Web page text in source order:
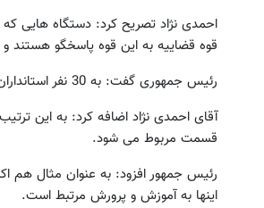
احمدی نژاد تصریح کرد: دستگاه هایی
قوه قضاییه به این قوه پاسخگو
رئیس جمهوری گفت: به 30 نفر استانداران نیز دولت تفویض اختیار کرده است که روی هم رفته می شود 69 عدد.
آقای احمدی نژاد اضافه کرد: به این
قسمت مربوط می شود.
اینها به آموزش و پرورش مرتبط است.